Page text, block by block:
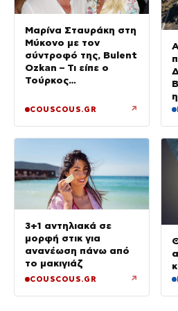
Μαρίνα Σταυράκη στη
Μύκονο με τον
σύντροφό της, Bulent
Ozkan – Τι είπε ο
Τούρκος
κάμερα
COUSCOUS.GR ↗
3+1 αντηλιακά σε
μορφή στικ για
ανανέωση πάνω από
το μακιγιάζ
COUSCOUS.GR ↗